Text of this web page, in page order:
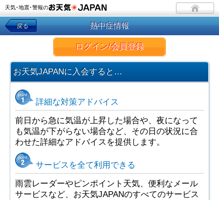
天気･地震･警報の
戻る 熱中症情報
ログイン/会員登録
お天気JAPANに入会すると…
詳細な対策アドバイス
前日から急に気温が上昇した場合や、夜になって
も気温が下がらない場合など、その日の状況に合
わせた詳細なアドバイスを提供します。
サービスを全て利用できる
雨雲レーダーやピンポイント天気、便利なメール
サービスなど、お天気JAPANのすべてのサービス